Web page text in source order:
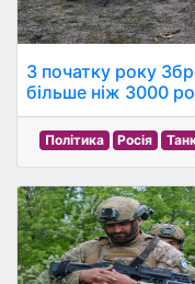
З початку року
більше ніж 3000
Політика Росія